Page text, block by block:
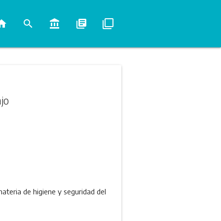
search account_balance library_books filter_none
de higiene y seguridad del